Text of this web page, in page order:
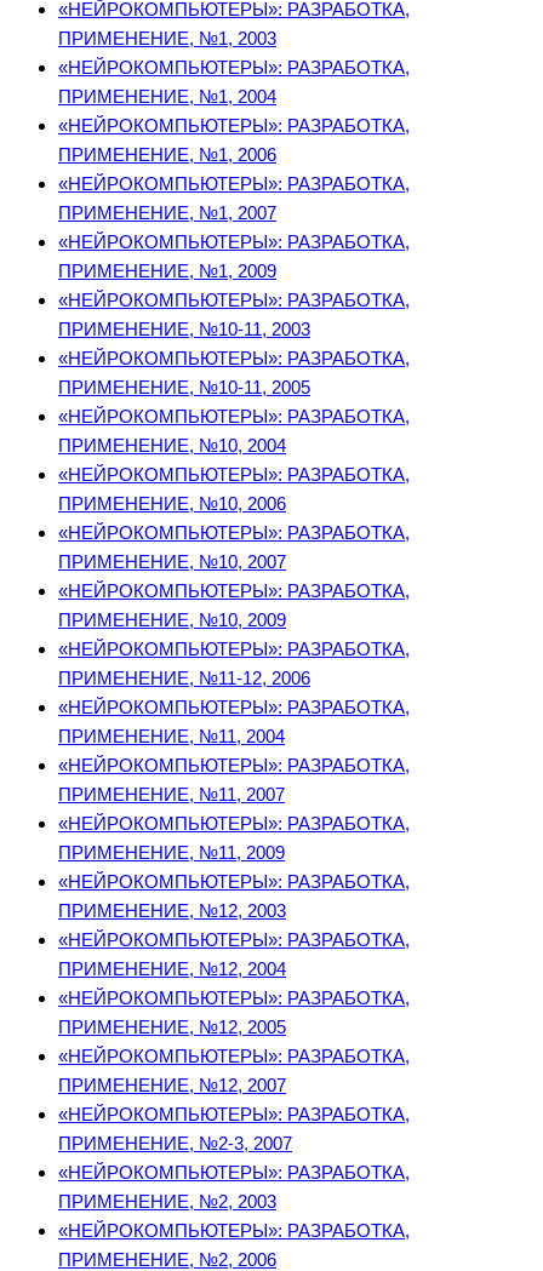
«НЕЙРОКОМПЬЮТЕРЫ»: РАЗРАБОТКА,
ПРИМЕНЕНИЕ, №1, 2003
«НЕЙРОКОМПЬЮТЕРЫ»: РАЗРАБОТКА,
ПРИМЕНЕНИЕ, №1, 2004
«НЕЙРОКОМПЬЮТЕРЫ»: РАЗРАБОТКА,
ПРИМЕНЕНИЕ, №1, 2006
«НЕЙРОКОМПЬЮТЕРЫ»: РАЗРАБОТКА,
ПРИМЕНЕНИЕ, №1, 2007
«НЕЙРОКОМПЬЮТЕРЫ»: РАЗРАБОТКА,
ПРИМЕНЕНИЕ, №1, 2009
«НЕЙРОКОМПЬЮТЕРЫ»: РАЗРАБОТКА,
ПРИМЕНЕНИЕ, №10-11, 2003
«НЕЙРОКОМПЬЮТЕРЫ»: РАЗРАБОТКА,
ПРИМЕНЕНИЕ, №10-11, 2005
«НЕЙРОКОМПЬЮТЕРЫ»: РАЗРАБОТКА,
ПРИМЕНЕНИЕ, №10, 2004
«НЕЙРОКОМПЬЮТЕРЫ»: РАЗРАБОТКА,
ПРИМЕНЕНИЕ, №10, 2006
«НЕЙРОКОМПЬЮТЕРЫ»: РАЗРАБОТКА,
ПРИМЕНЕНИЕ, №10, 2007
«НЕЙРОКОМПЬЮТЕРЫ»: РАЗРАБОТКА,
ПРИМЕНЕНИЕ, №10, 2009
«НЕЙРОКОМПЬЮТЕРЫ»: РАЗРАБОТКА,
ПРИМЕНЕНИЕ, №11-12, 2006
«НЕЙРОКОМПЬЮТЕРЫ»: РАЗРАБОТКА,
ПРИМЕНЕНИЕ, №11, 2004
«НЕЙРОКОМПЬЮТЕРЫ»: РАЗРАБОТКА,
ПРИМЕНЕНИЕ, №11, 2007
«НЕЙРОКОМПЬЮТЕРЫ»: РАЗРАБОТКА,
ПРИМЕНЕНИЕ, №11, 2009
«НЕЙРОКОМПЬЮТЕРЫ»: РАЗРАБОТКА,
ПРИМЕНЕНИЕ, №12, 2003
«НЕЙРОКОМПЬЮТЕРЫ»: РАЗРАБОТКА,
ПРИМЕНЕНИЕ, №12, 2004
«НЕЙРОКОМПЬЮТЕРЫ»: РАЗРАБОТКА,
ПРИМЕНЕНИЕ, №12, 2005
«НЕЙРОКОМПЬЮТЕРЫ»: РАЗРАБОТКА,
ПРИМЕНЕНИЕ, №12, 2007
«НЕЙРОКОМПЬЮТЕРЫ»: РАЗРАБОТКА,
ПРИМЕНЕНИЕ, №2-3, 2007
«НЕЙРОКОМПЬЮТЕРЫ»: РАЗРАБОТКА,
ПРИМЕНЕНИЕ, №2, 2003
«НЕЙРОКОМПЬЮТЕРЫ»: РАЗРАБОТКА,
ПРИМЕНЕНИЕ, №2, 2006